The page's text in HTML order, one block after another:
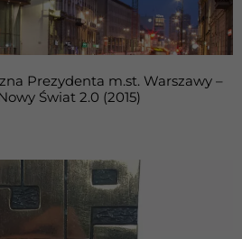
Prezydenta m.st. Warszawy –
Świat 2.0 (2015)